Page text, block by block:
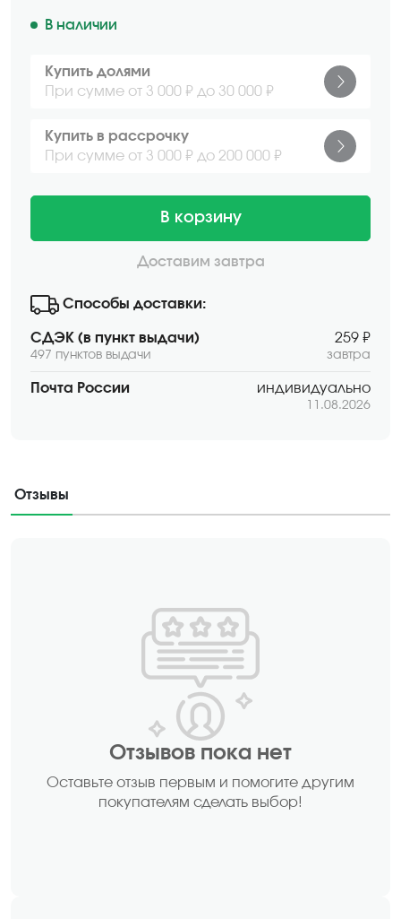
В наличии
Купить долями
При сумме от 3 000 ₽ до 30 000 ₽
Купить в рассрочку
При сумме от 3 000 ₽ до 200 000 ₽
В корзину
Доставим завтра
Способы доставки:
СДЭК (в пункт выдачи)
497 пунктов выдачи
259 ₽
завтра
Почта России индивидуально
11.08.2026
Отзывы
Отзывов пока нет
Оставьте отзыв первым и помогите другим
покупателям сделать выбор!